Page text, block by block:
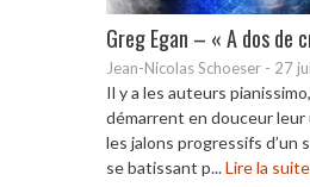
Greg Egan – « A dos de
Jean-Nicolas Schoeser - 27
Il y a les auteurs
démarrent en douceur leur
les jalons progressifs d’un
se batissant p...Lire la suite